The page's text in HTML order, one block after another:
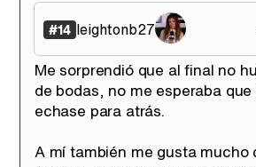
#14 leightonb27
Me sorprendió que al final no
de bodas, no me esperaba
echase para atrás.
A mí también me gusta mucho